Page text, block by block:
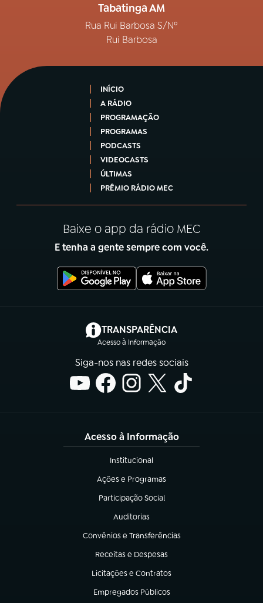
Tabatinga AM
Rua Rui Barbosa S/Nº
Rui Barbosa
INÍCIO
A RÁDIO
PROGRAMAÇÃO
PROGRAMAS
PODCASTS
VIDEOCASTS
ÚLTIMAS
PRÊMIO RÁDIO MEC
Baixe o app da rádio MEC
E tenha a gente sempre com você.
TRANSPARÊNCIA
Acesso à Informação
(abre em nova aba)
Siga-nos nas redes sociais
Acesso à Informação
Institucional
(abre em nova aba)
Ações e Programas
(abre em nova aba)
Participação Social
(abre em nova aba)
Auditorias
(abre em nova aba)
Convênios e Transferências
(abre em nova aba)
Receitas e Despesas
(abre em nova aba)
Licitações e Contratos
(abre em nova aba)
Empregados Públicos
(abre em nova aba)